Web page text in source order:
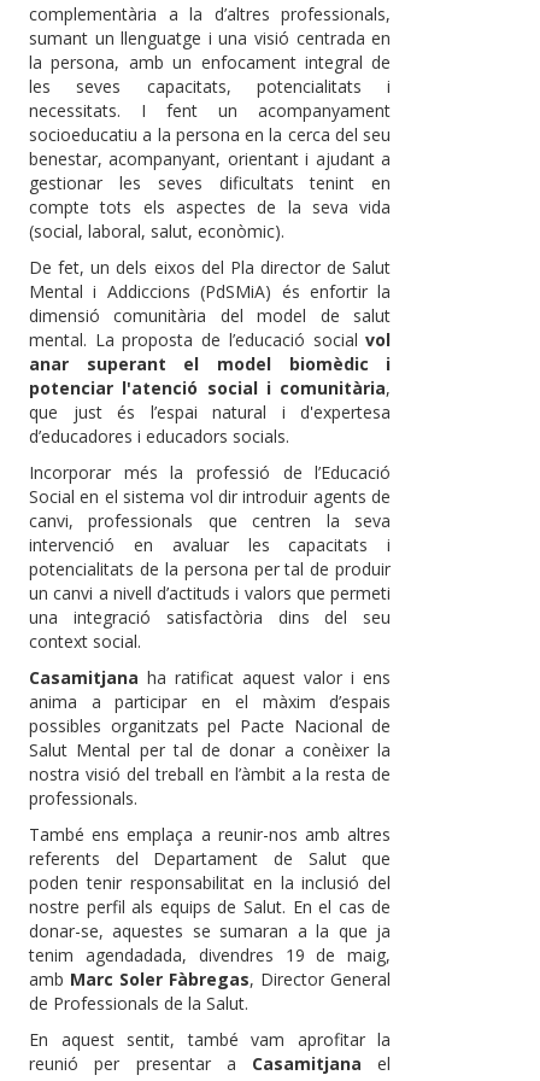
complementària a la d’altres professionals,
sumant un llenguatge i una visió centrada en
la persona, amb un enfocament integral de
les seves capacitats, potencialitats i
necessitats. I fent un acompanyament
socioeducatiu a la persona en la cerca del seu
benestar, acompanyant, orientant i ajudant a
gestionar les seves dificultats tenint en
compte tots els aspectes de la seva vida
(social, laboral, salut, econòmic).
De fet, un dels eixos del Pla director de Salut
Mental i Addiccions (PdSMiA) és enfortir la
dimensió comunitària del model de salut
mental. La proposta de l’educació socialvol
anar superant el model biomèdic i
potenciar l'atenció social i comunitària,
que just és l’espai natural i d'expertesa
d’educadores i educadors socials.
Incorporar més la professió de l’Educació
Social en el sistema vol dir introduir agents de
canvi, professionals que centren la seva
intervenció en avaluar les capacitats i
potencialitats de la persona per tal de produir
un canvi a nivell d’actituds i valors que permeti
una integració satisfactòria dins del seu
context social.
Casamitjana ha ratificat aquest valor i ens
anima a participar en el màxim d’espais
possibles organitzats pel Pacte Nacional de
Salut Mental per tal de donar a conèixer la
nostra visió del treball en l’àmbit a la resta de
professionals.
També ens emplaça a reunir-nos amb altres
referents del Departament de Salut que
poden tenir responsabilitat en la inclusió del
nostre perfil als equips de Salut. En el cas de
donar-se, aquestes se sumaran a la que ja
tenim agendadada, divendres 19 de maig,
amb Marc Soler Fàbregas, Director General
de Professionals de la Salut.
En aquest sentit, també vam aprofitar la
reunió per presentar a Casamitjana el